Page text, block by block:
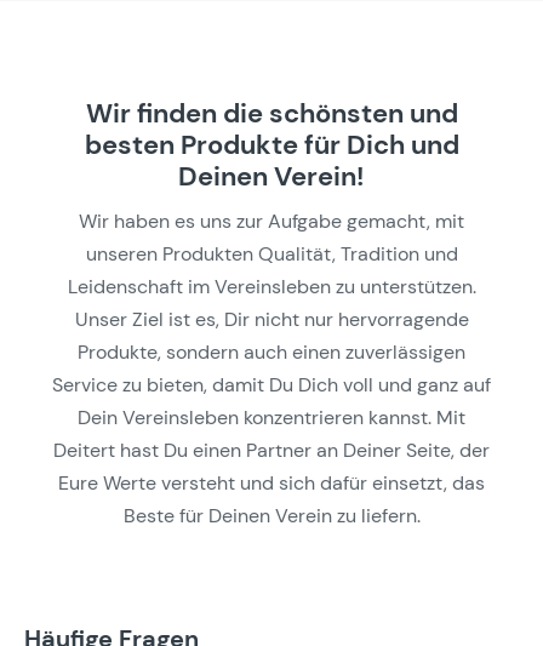
Wir finden die schönsten und
besten Produkte für Dich und
Deinen Verein!
Wir haben es uns zur Aufgabe gemacht, mit
unseren Produkten Qualität, Tradition und
Leidenschaft im Vereinsleben zu unterstützen.
Unser Ziel ist es, Dir nicht nur hervorragende
Produkte, sondern auch einen zuverlässigen
Service zu bieten, damit Du Dich voll und ganz auf
Dein Vereinsleben konzentrieren kannst. Mit
Deitert hast Du einen Partner an Deiner Seite, der
Eure Werte versteht und sich dafür einsetzt, das
Beste für Deinen Verein zu liefern.
Häufige Fragen